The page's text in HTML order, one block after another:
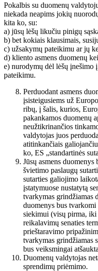
Pokalbis su duomenų
niekada neapims jokių
kita ko, su:
a) jūsų lėšų likučiu pinigų
b) bet kokiais klausimais,
c) užsakymų pateikimu ar jų
d) kliento asmens duomenų
e) nurodymų dėl lėšų įnešimo
pateikimu.
Perduodant asmens
įsisteigusiems už
ribų, į šalis, kurios,
pakankamos duomenų
neužtikrinančios
valdytojas juos
atitinkančiais
ko, ES „standartinės
Jūsų asmens
švietimo paslaugų
sutarties galiojimo
įstatymuose nustatytą
tvarkymas grindžiamas
duomenys bus
siekimui (visų pirma, iki
reikalavimų senaties
prieštaravimo
tvarkymas grindžiamas
bus veiksmingai
Duomenų valdytojas
sprendimų priėmimo.